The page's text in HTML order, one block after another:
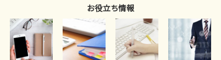
お役立ち情報